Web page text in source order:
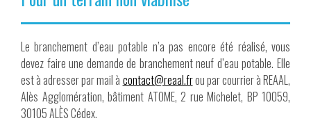
Le branchement d’eau potable n’a pas encore été réalisé, vous
devez faire une demande de branchement neuf d’eau potable. Elle
est à adresser par mail à contact@reaal.frou par courrier à REAAL,
Alès Agglomération, bâtiment ATOME, 2 rue Michelet, BP 10059,
30105 ALÈS Cédex.